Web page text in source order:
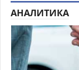
АНАЛИТИКА